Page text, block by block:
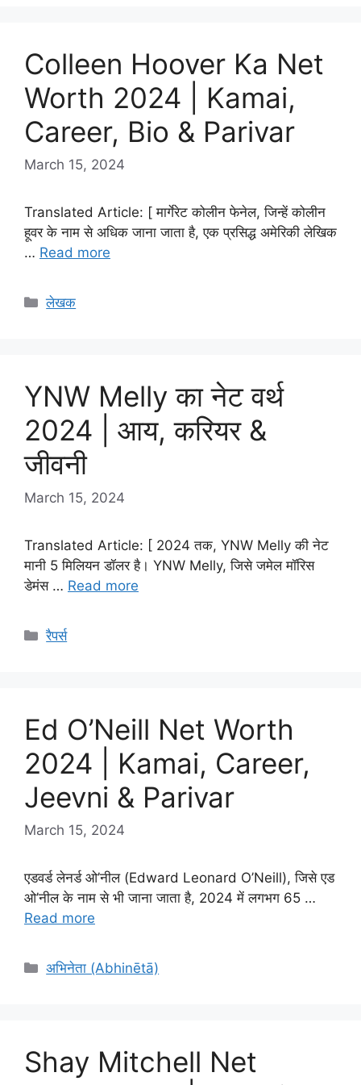
Colleen Hoover Ka Net
Worth 2024 | Kamai,
Career, Bio & Parivar
March 15, 2024
Translated Article: [ मार्गेरेट कोलीन फेनेल, जिन्हें कोलीन
हूवर के नाम से अधिक जाना जाता है, एक प्रसिद्ध अमेरिकी लेखिक
… Read more
Categories
लेखक
YNW Melly का नेट वर्थ
2024 | आय, करियर &
जीवनी
March 15, 2024
Translated Article: [ 2024 तक, YNW Melly की नेट
मानी 5 मिलियन डॉलर है। YNW Melly, जिसे जमेल मॉरिस
डेमंस … Read more
Categories
रैपर्स
Ed O’Neill Net Worth
2024 | Kamai, Career,
Jeevni & Parivar
March 15, 2024
एडवर्ड लेनर्ड ओ’नील (Edward Leonard O’Neill), जिसे एड
ओ’नील के नाम से भी जाना जाता है, 2024 में लगभग 65 …
Read more
Categories
अभिनेता (Abhinētā)
Shay Mitchell Net